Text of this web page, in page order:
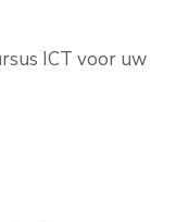
ICT voor uw